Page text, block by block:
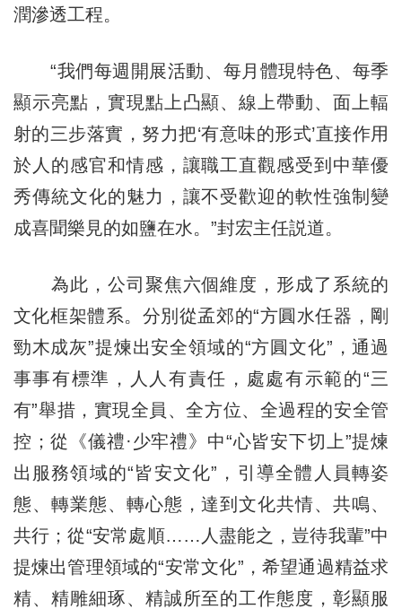
潤滲透工程。
“我們每週開展活動、每月體現特色、每季
顯示亮點，實現點上凸顯、線上帶動、面上輻
射的三步落實，努力把‘有意味的形式’直接作用
於人的感官和情感，讓職工直觀感受到中華優
秀傳統文化的魅力，讓不受歡迎的軟性強制變
成喜聞樂見的如鹽在水。”封宏主任説道。
為此，公司聚焦六個維度，形成了系統的
文化框架體系。分別從孟郊的“方圓水任器，剛
勁木成灰”提煉出安全領域的“方圓文化”，通過
事事有標準，人人有責任，處處有示範的“三
有”舉措，實現全員、全方位、全過程的安全管
控；從《儀禮·少牢禮》中“心皆安下切上”提煉
出服務領域的“皆安文化”，引導全體人員轉姿
態、轉業態、轉心態，達到文化共情、共鳴、
共行；從“安常處順……人盡能之，豈待我輩”中
提煉出管理領域的“安常文化”，希望通過精益求
精、精雕細琢、精誠所至的工作態度，彰顯服